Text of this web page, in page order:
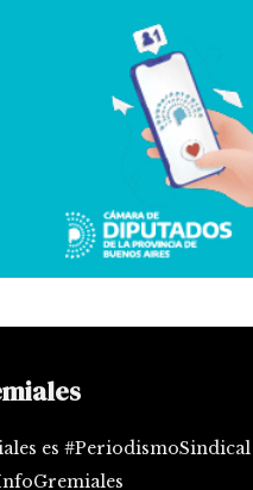
es #PeriodismoSindical